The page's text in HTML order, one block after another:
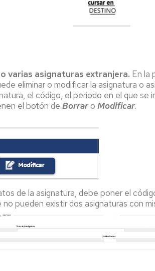
varias asignaturas extranjera. En la
eliminar o modificar la asignatura o
el código, el periodo en el que se
el botón de Borraro Modificar.
de la asignatura, debe poner el
pueden existir dos asignaturas con